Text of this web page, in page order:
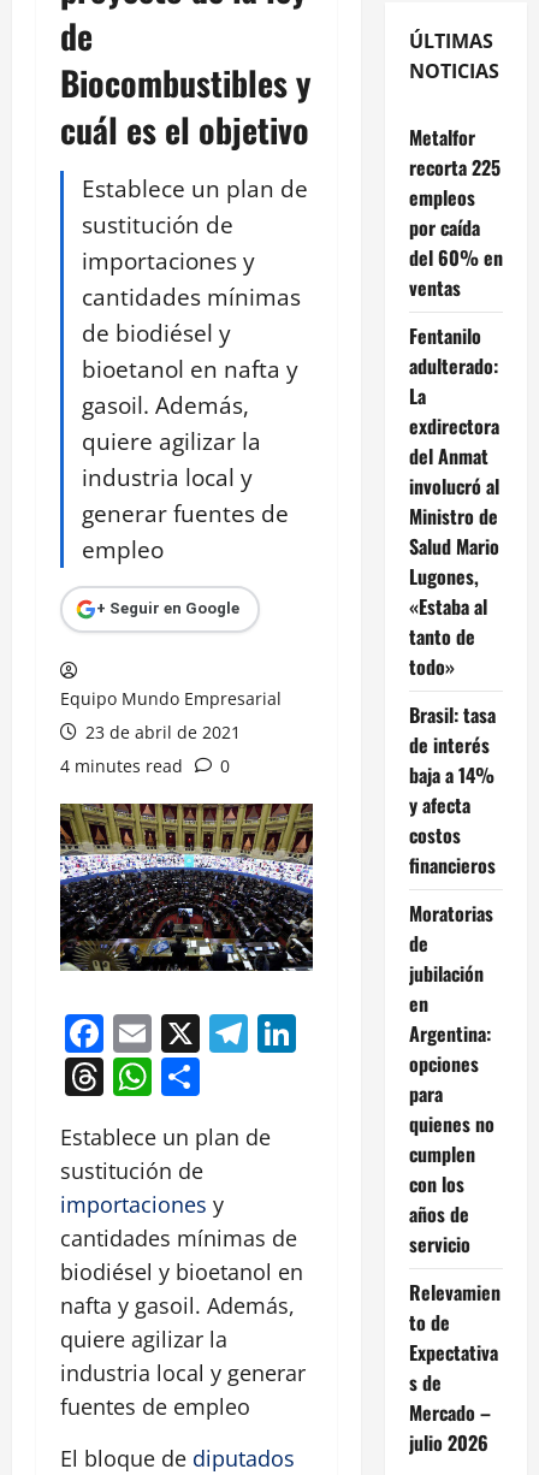
de
Biocombustibles y
cuál es el objetivo
Establece un plan de
sustitución de
importaciones y
cantidades mínimas
de biodiésel y
bioetanol en nafta y
gasoil. Además,
quiere agilizar la
industria local y
generar fuentes de
empleo
+ Seguir en Google
Equipo Mundo Empresarial
23 de abril de 2021
4 minutes read
0
Facebook
Email
X Telegram
LinkedIn
Threads
WhatsApp
Establece un plan de
sustitución de
importaciones y
cantidades mínimas de
biodiésel y bioetanol en
nafta y gasoil. Además,
quiere agilizar la
industria local y generar
fuentes de empleo
El bloque de diputados
ÚLTIMAS
NOTICIAS
Metalfor
recorta 225
empleos
por caída
del 60% en
ventas
Fentanilo
adulterado:
La
exdirectora
del Anmat
involucró al
Ministro de
Salud Mario
Lugones,
«Estaba al
tanto de
todo»
Brasil: tasa
de interés
baja a 14%
y afecta
costos
financieros
Moratorias
de
jubilación
en
Argentina:
opciones
para
quienes no
cumplen
con los
años de
servicio
Relevamien
to de
Expectativa
s de
Mercado –
julio 2026